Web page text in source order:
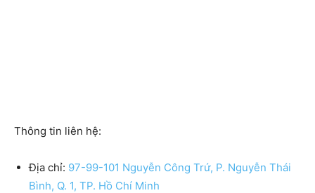
Thông tin liên hệ:
Địa chỉ: 97-99-101 Nguyễn Công Trứ, P. Nguyễn Thái
Bình, Q. 1, TP. Hồ Chí Minh